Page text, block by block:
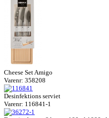
Cheese Set Amigo
Varenr: 358208
Desinfektions serviet
Varenr: 116841-1